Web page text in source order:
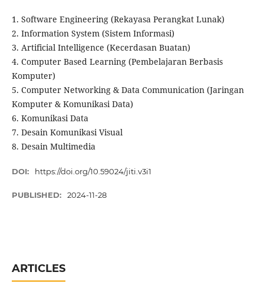
1. Software Engineering (Rekayasa Perangkat Lunak)
2. Information System (Sistem Informasi)
3. Artificial Intelligence (Kecerdasan Buatan)
4. Computer Based Learning (Pembelajaran Berbasis
Komputer)
5. Computer Networking & Data Communication (Jaringan
Komputer & Komunikasi Data)
6. Komunikasi Data
7. Desain Komunikasi Visual
8. Desain Multimedia
DOI: https://doi.org/10.59024/jiti.v3i1
PUBLISHED: 2024-11-28
ARTICLES